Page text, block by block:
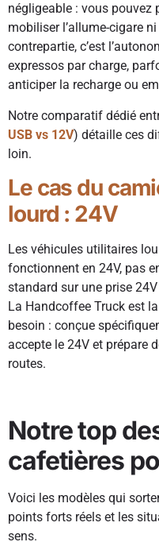
négligeable : vous pouvez
mobiliser l’allume-cigare
contrepartie, c’est
expressos par charge,
anticiper la recharge ou
Notre comparatif dédié
USB vs 12V) détaille ces
loin.
Le cas du
lourd : 24V
Les véhicules utilitaires
fonctionnent en 24V, pas
standard sur une prise
La Handcoffee Truck est
besoin : conçue
accepte le 24V et prépare
routes.
Notre top
cafetières
Voici les modèles qui
points forts réels et les
sens.